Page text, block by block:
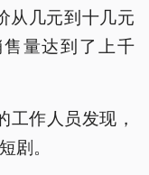
从几元到十几元
量达到了上千
作人员发现，
剧。